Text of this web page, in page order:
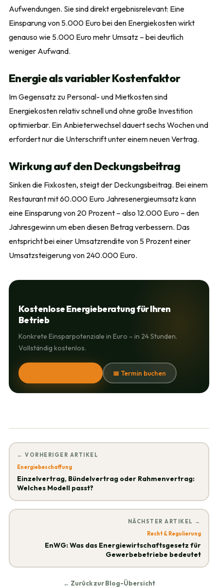
Aufwendungen. Sie sind direkt ergebnisrelevant: Eine
Einsparung von 5.000 Euro bei den Energiekosten wirkt
genauso wie 5.000 Euro mehr Umsatz – bei deutlich
weniger Aufwand.
Energie als variabler Kostenfaktor
Im Gegensatz zu Personal- und Mietkosten sind
Energiekosten relativ schnell und ohne große Investition
optimierbar. Ein Anbieterwechsel dauert sechs Wochen und
erfordert nur die Unterschrift unter einem neuen Vertrag.
Wirkung auf den Deckungsbeitrag
Sinken die Fixkosten, steigt der Deckungsbeitrag. Bei einem
Restaurant mit 60.000 Euro Jahresenergieumsatz kann
eine Einsparung von 20 Prozent – also 12.000 Euro – den
Jahresgewinn um eben diesen Betrag verbessern. Das
entspricht bei einer Umsatzrendite von 5 Prozent einer
Umsatzsteigerung von 240.000 Euro.
Kostenlose Energieberatung für Ihren
Betrieb
Konkrete Einsparpotenziale in Euro – in 24 Stunden.
Vollständig kostenlos.
📅 Termin buchen
← VORHERIGER ARTIKEL
Energiebeschaffung
Einzelvertrag, Bündelvertrag oder Rahmenvertrag:
Welches Modell passt?
NÄCHSTER ARTIKEL →
Recht & Regulierung
EnWG: Was das Energiewirtschaftsgesetz für
Gewerbebetriebe bedeutet
← Zurück zur Blog-Übersicht